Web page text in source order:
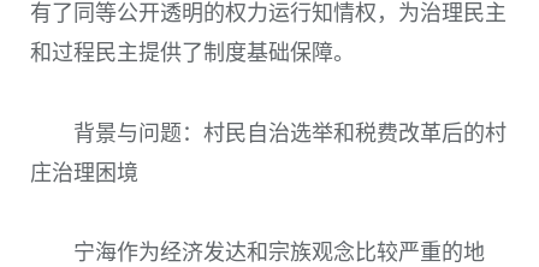
有了同等公开透明的权力运行知情权，为治理民主
和过程民主提供了制度基础保障。
背景与问题：村民自治选举和税费改革后的村
庄治理困境
宁海作为经济发达和宗族观念比较严重的地